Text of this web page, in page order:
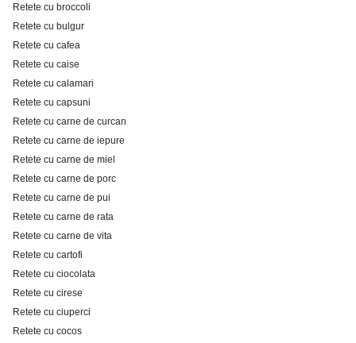
Retete cu broccoli
Retete cu bulgur
Retete cu cafea
Retete cu caise
Retete cu calamari
Retete cu capsuni
Retete cu carne de curcan
Retete cu carne de iepure
Retete cu carne de miel
Retete cu carne de porc
Retete cu carne de pui
Retete cu carne de rata
Retete cu carne de vita
Retete cu cartofi
Retete cu ciocolata
Retete cu cirese
Retete cu ciuperci
Retete cu cocos